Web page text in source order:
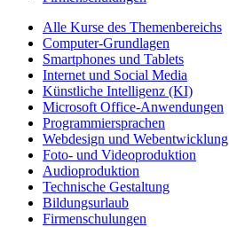
Alle Kurse des Themenbereichs
Computer-Grundlagen
Smartphones und Tablets
Internet und Social Media
Künstliche Intelligenz (KI)
Microsoft Office-Anwendungen
Programmiersprachen
Webdesign und Webentwicklung
Foto- und Videoproduktion
Audioproduktion
Technische Gestaltung
Bildungsurlaub
Firmenschulungen